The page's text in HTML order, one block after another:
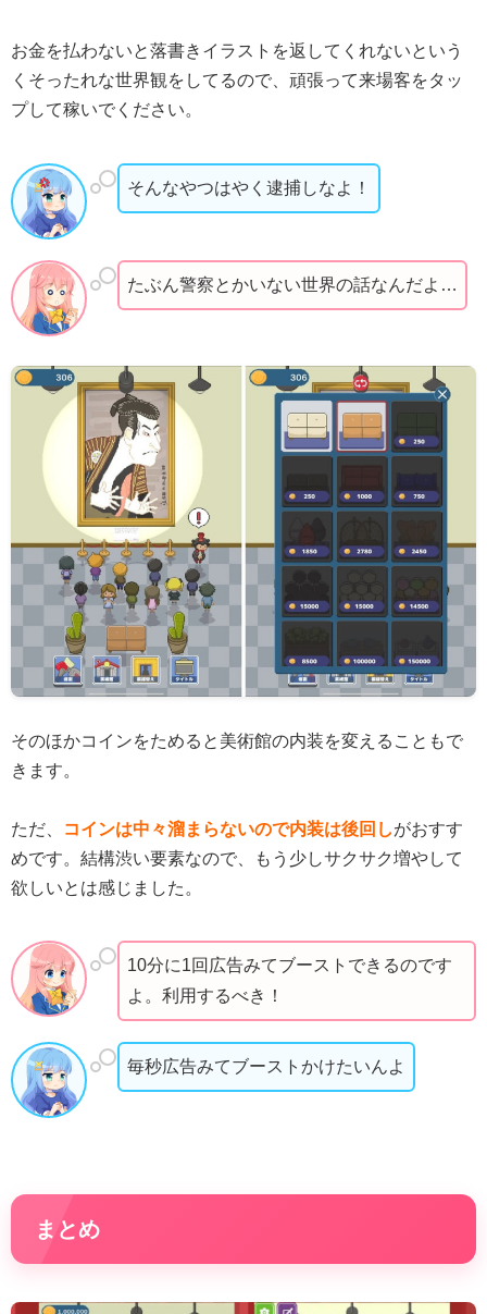
お金を払わないと落書きイラストを返してくれないという
くそったれな世界観をしてるので、頑張って来場客をタッ
プして稼いでください。
そんなやつはやく逮捕しなよ！
たぶん警察とかいない世界の話なんだよ…
そのほかコインをためると美術館の内装を変えることもで
きます。
ただ、 コインは中々溜まらないので内装は後回しがおすす
めです。結構渋い要素なので、もう少しサクサク増やして
欲しいとは感じました。
10分に1回広告みてブーストできるのです
よ。利用するべき！
毎秒広告みてブーストかけたいんよ
まとめ